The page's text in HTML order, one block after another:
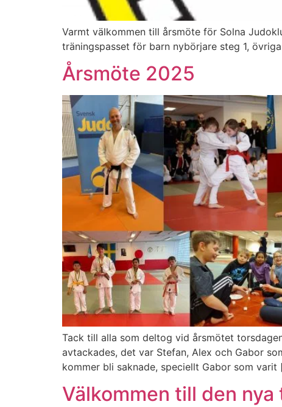
Varmt välkommen till årsmöte för Solna
träningspasset för barn nybörjare steg 1,
Årsmöte 2025
Tack till alla som deltog vid årsmötet
avtackades, det var Stefan, Alex och Gabor
kommer bli saknade, speciellt Gabor som varit
Välkommen till den nya